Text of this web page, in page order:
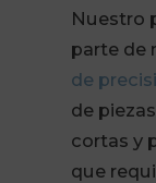
Nuestro
parte de
de
de
cortas y
que